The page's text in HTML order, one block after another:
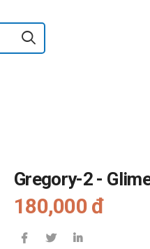
Gregory-2 -
180,000 đ